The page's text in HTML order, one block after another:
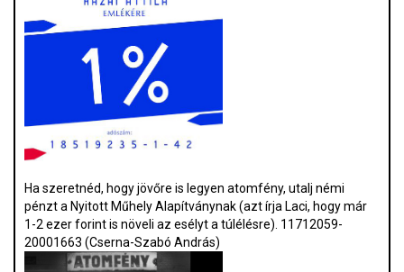
Ha szeretnéd, hogy jövőre is legyen atomfény, utalj némi
pénzt a Nyitott Műhely Alapítványnak (azt írja Laci, hogy már
1-2 ezer forint is növeli az esélyt a túlélésre). 11712059-
20001663 (Cserna-Szabó András)